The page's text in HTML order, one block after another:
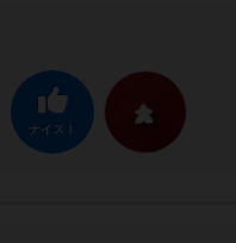
ナイス！